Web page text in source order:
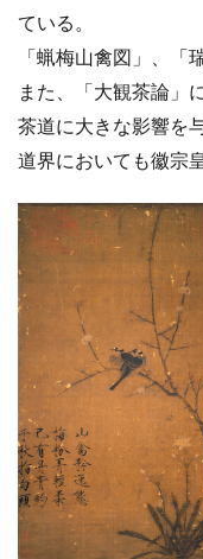
ている。
「蝋梅山禽図」、
また、「大観茶論」
茶道に大きな影響を
道界においても徽宗